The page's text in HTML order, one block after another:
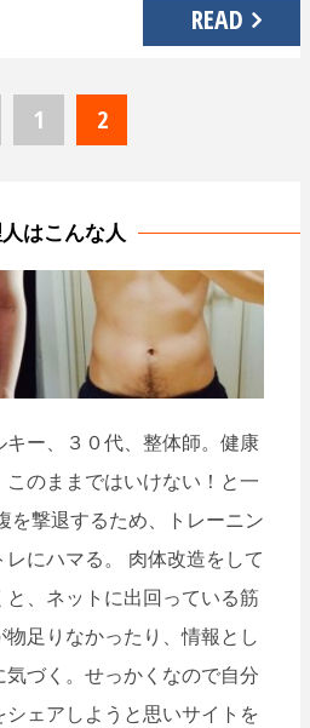
READ
1 2
はこんな人
ー、３０代、整体師。健康
のままではいけない！と一
を撃退するため、トレーニン
にハマる。 肉体改造をして
、ネットに出回っている筋
物足りなかったり、情報とし
づく。せっかくなので自分
ェアしようと思いサイトを